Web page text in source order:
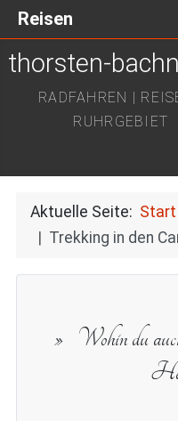
thorsten-
RADFAHREN |
RUHRGEBIET
Aktuelle Seite: Start
Trekking in den
Wohin du
Reisen